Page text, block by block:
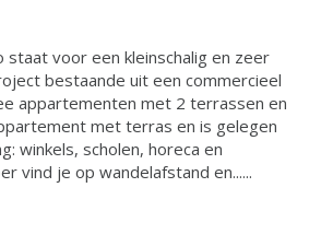
staat voor een kleinschalig en zeer
bestaande uit een commercieel
appartementen met 2 terrassen en
met terras en is gelegen
winkels, scholen, horeca en
vind je op wandelafstand en......